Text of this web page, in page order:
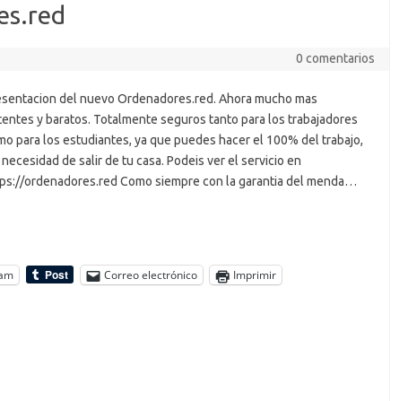
0 comentarios
del nuevo Ordenadores.red. Ahora mucho mas
y baratos. Totalmente seguros tanto para los trabajadores
para los estudiantes, ya que puedes hacer el 100% del trabajo,
de salir de tu casa. Podeis ver el servicio en
ordenadores.red Como siempre con la garantia del menda…
Correo electrónico Imprimir